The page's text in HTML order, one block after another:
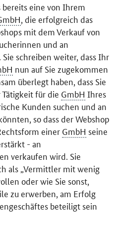
eine von Ihrem
, die erfolgreich das
mit dem Verkauf von
und an
schreiben weiter, dass Ihr
nun auf Sie zugekommen
überlegt haben, dass Sie
für die GmbH Ihres
Kunden suchen und an
so dass der Webshop
einer GmbH seine
- an
verkaufen wird. Sie
als „Vermittler mit wenig
oder wie Sie sonst,
zu erwerben, am Erfolg
beteiligt sein